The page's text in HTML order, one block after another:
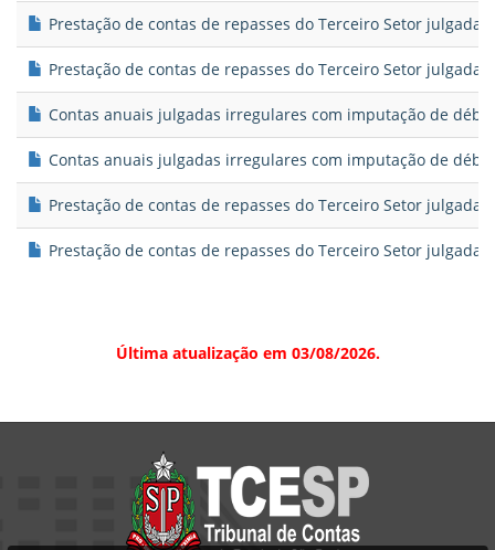
Prestação de contas de repasses do Terceiro Setor
Prestação de contas de repasses do Terceiro Setor
Contas anuais julgadas irregulares com imputação de
Contas anuais julgadas irregulares com imputação de
Prestação de contas de repasses do Terceiro Setor
Prestação de contas de repasses do Terceiro Setor
Última atualização em 03/08/2026.